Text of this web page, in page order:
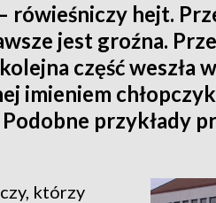
rówieśniczy hejt.
jest groźna.
część weszła
imieniem
przykłady
którzy